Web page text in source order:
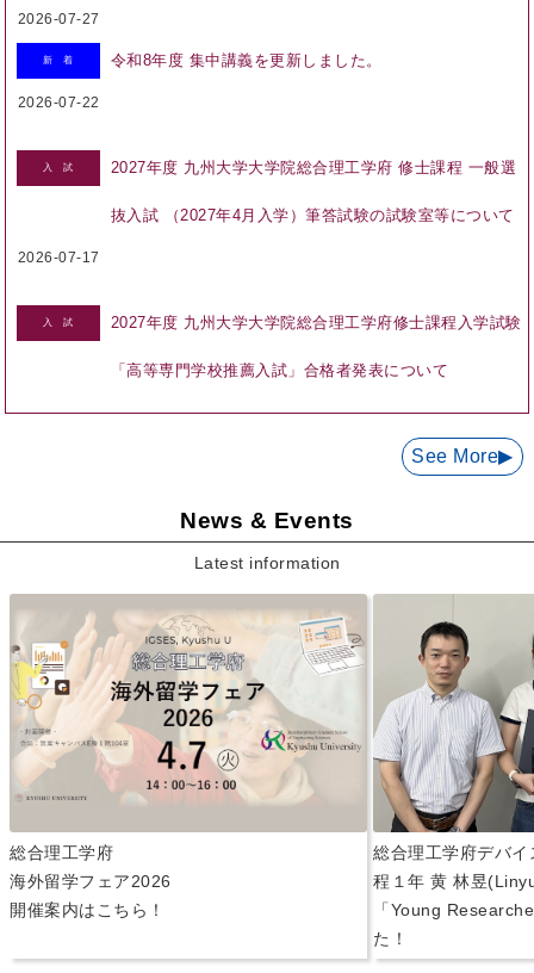
2026-07-27
新 着 令和8年度 集中講義を更新しました。
2026-07-22
入 試 2027年度 九州大学大学院総合理工学府 修士課程 一般選
抜入試 （2027年4月入学）筆答試験の試験室等について
2026-07-17
入 試 2027年度 九州大学大学院総合理工学府修士課程入学試験
「高等専門学校推薦入試」合格者発表について
See More▶︎
News & Events
Latest information
総合理工学府
海外留学フェア2026
開催案内はこちら！
総合理工学府デバ
程１年 黄 林昱
「Young
た！